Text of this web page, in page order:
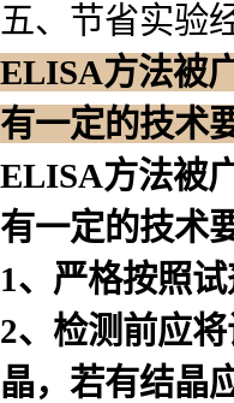
五、节省实验
ELISA方法被
有一定的技术
ELISA方法被
有一定的技术
1、严格按照
2、检测前应
晶，若有结晶